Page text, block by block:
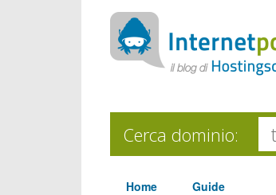
Cerca dominio:
Home Guide